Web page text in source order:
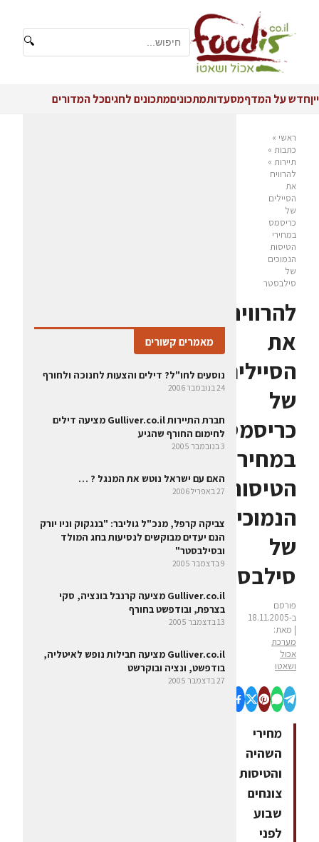
🔍
ייןחדש על המדףמסעדותמתכוניםמתכונים לחגיםכל המדורים
ראשי »
כתבות »
תיירות »
להרוויח
את
הסיילים
של
כריסמס
במחירי
הטיסות
הנמוכים
של
סילבסטר
להרוויח
את
הסיילים
של
כריסמס
במחירי
הטיסות
הנמוכים
של
סילבסטר
פורסם
ב-18.11.2005
| מאת:
מערכת
אכול
ושאטו
מחירי
השהיה
והטיסות
צונחים
שבוע
לפני
מאמרים קשורים
נוסעים לחו"ל? דילים והצעות לחנוכה ולחורף
24 בנובמבר 2006
חברת התיירות Gulliver.co.il מציעה דילים
לחימום החורף שהגיע
3 בנובמבר 2005
האם עם ישראל נוטש את המנגל ? …
27 באפריל 2006
צביקה קרפל, מנכ"ל גוליבר: "בנגקוק וניו יורק
הנם יעדים מבוקשים לנסיעות בחג המולד
ובסילבסטר"
9 בדצמבר 2005
Gulliver.co.il מציעה קרנבל בונציה, סקי
בצרפת, ובודפשט בחורף
13 בדצמבר 2005
Gulliver.co.il מציעה חבילות נופש לאיטליה,
בודפשט, ונציה ובוקרשט
27 בדצמבר 2005